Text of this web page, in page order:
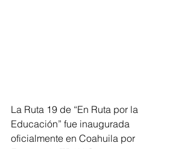
La Ruta 19 de “En Ruta por la
Educación” fue inaugurada
oficialmente en Coahuila por